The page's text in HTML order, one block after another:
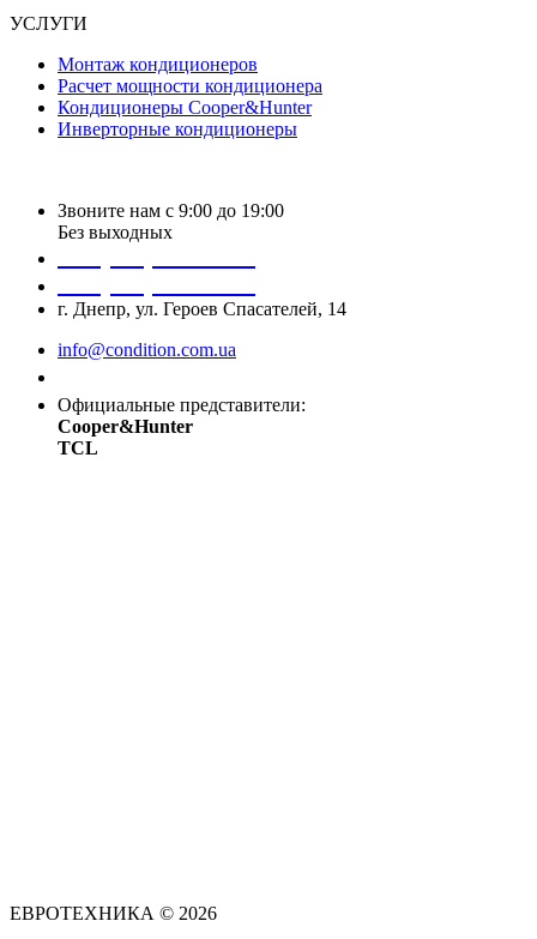
УСЛУГИ
Монтаж кондиционеров
Расчет мощности кондиционера
Кондиционеры Cooper&Hunter
Инверторные кондиционеры
Звоните нам с 9:00 до 19:00
Без выходных
г. Днепр, ул. Героев Спасателей, 14
info@condition.com.ua
Официальные представители:
Cooper&Hunter
TCL
ЕВРОТЕХНИКА © 2026